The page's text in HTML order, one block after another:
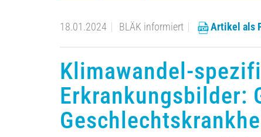
18.01.2024 BLÄK informiert Artikel als
Klimawandel-
Erkrankungsbilder: